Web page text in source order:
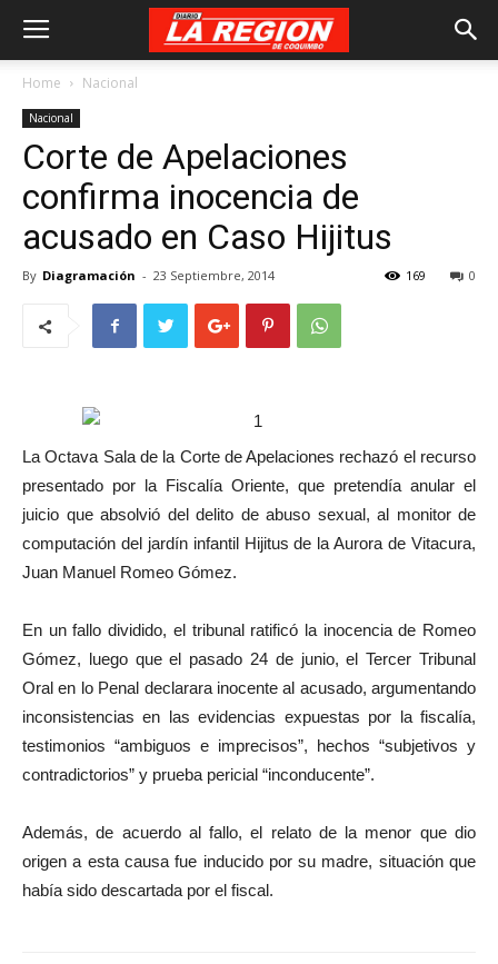
Home Nacional
Nacional
Corte de Apelaciones
confirma inocencia de
acusado en Caso Hijitus
By Diagramación - 23 Septiembre, 2014 0
169
La Octava Sala de la Corte de Apelaciones rechazó el recurso
presentado por la Fiscalía Oriente, que pretendía anular el
juicio que absolvió del delito de abuso sexual, al monitor de
computación del jardín infantil Hijitus de la Aurora de Vitacura,
Juan Manuel Romeo Gómez.
En un fallo dividido, el tribunal ratificó la inocencia de Romeo
Gómez, luego que el pasado 24 de junio, el Tercer Tribunal
Oral en lo Penal declarara inocente al acusado, argumentando
inconsistencias en las evidencias expuestas por la fiscalía,
testimonios “ambiguos e imprecisos”, hechos “subjetivos y
contradictorios” y prueba pericial “inconducente”.
Además, de acuerdo al fallo, el relato de la menor que dio
origen a esta causa fue inducido por su madre, situación que
había sido descartada por el fiscal.